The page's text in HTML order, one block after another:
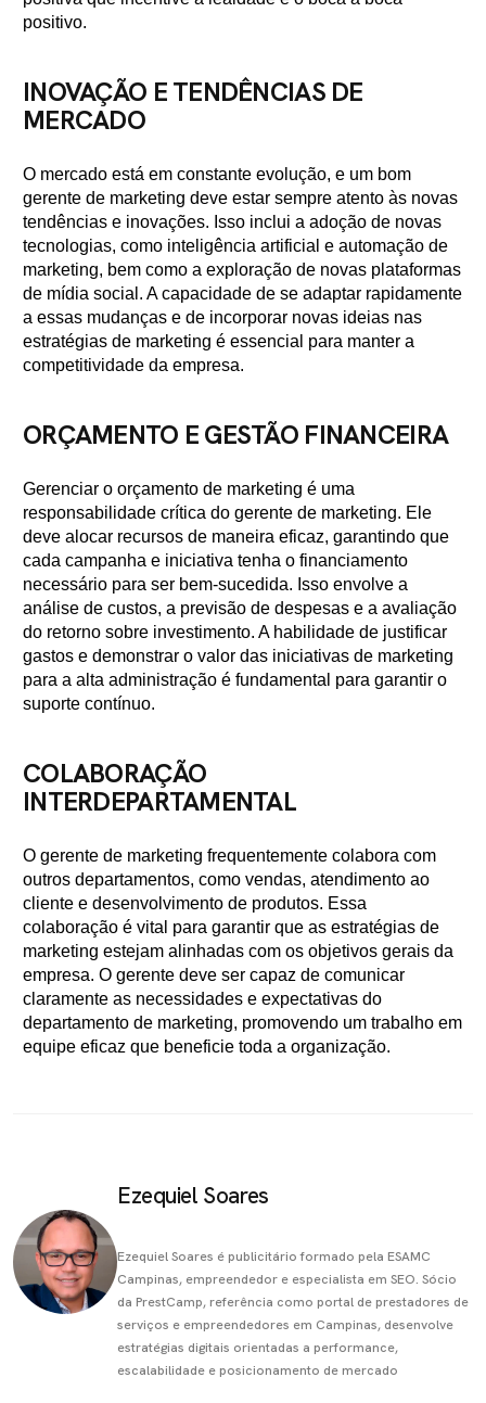
positivo.
INOVAÇÃO E TENDÊNCIAS DE
MERCADO
O mercado está em constante evolução, e um bom
gerente de marketing deve estar sempre atento às novas
tendências e inovações. Isso inclui a adoção de novas
tecnologias, como inteligência artificial e automação de
marketing, bem como a exploração de novas plataformas
de mídia social. A capacidade de se adaptar rapidamente
a essas mudanças e de incorporar novas ideias nas
estratégias de marketing é essencial para manter a
competitividade da empresa.
ORÇAMENTO E GESTÃO FINANCEIRA
Gerenciar o orçamento de marketing é uma
responsabilidade crítica do gerente de marketing. Ele
deve alocar recursos de maneira eficaz, garantindo que
cada campanha e iniciativa tenha o financiamento
necessário para ser bem-sucedida. Isso envolve a
análise de custos, a previsão de despesas e a avaliação
do retorno sobre investimento. A habilidade de justificar
gastos e demonstrar o valor das iniciativas de marketing
para a alta administração é fundamental para garantir o
suporte contínuo.
COLABORAÇÃO
INTERDEPARTAMENTAL
O gerente de marketing frequentemente colabora com
outros departamentos, como vendas, atendimento ao
cliente e desenvolvimento de produtos. Essa
colaboração é vital para garantir que as estratégias de
marketing estejam alinhadas com os objetivos gerais da
empresa. O gerente deve ser capaz de comunicar
claramente as necessidades e expectativas do
departamento de marketing, promovendo um trabalho em
equipe eficaz que beneficie toda a organização.
Ezequiel Soares
Ezequiel Soares é publicitário formado pela ESAMC
Campinas, empreendedor e especialista em SEO. Sócio
da PrestCamp, referência como portal de prestadores de
serviços e empreendedores em Campinas, desenvolve
estratégias digitais orientadas a performance,
escalabilidade e posicionamento de mercado